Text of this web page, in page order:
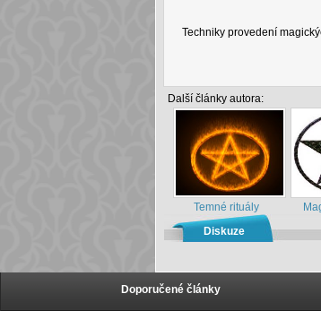
Techniky provedení
Další články autora:
Temné rituály
Diskuze
Doporučené články